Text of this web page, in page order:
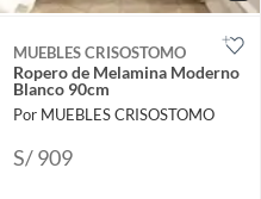
MUEBLES CRISOSTOMO
Ropero de Melamina Moderno
Blanco 90cm
Por MUEBLES CRISOSTOMO
S/ 909